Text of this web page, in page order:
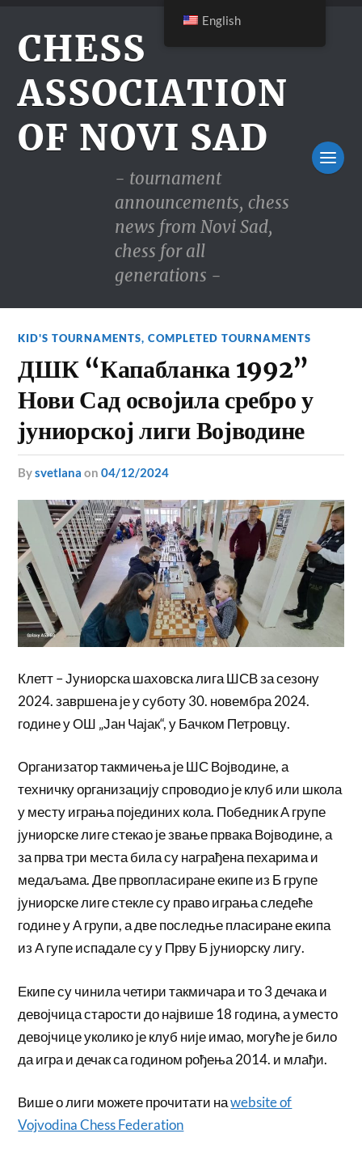
CHESS
ASSOCIATION
OF NOVI SAD
- tournament
announcements, chess
news from Novi Sad,
chess for all
generations -
KID'S TOURNAMENTS,COMPLETED TOURNAMENTS
ДШК “Капабланка 1992”
Нови Сад освојила сребро у
јуниорској лиги Војводине
bysvetlana on04/12/2024
Клетт – Јуниорска шаховска лига ШСВ за сезону
2024. завршена је у суботу 30. новембра 2024.
године у ОШ „Јан Чајак“, у Бачком Петровцу.
Организатор такмичења је ШС Војводине, а
техничку организацију спроводио је клуб или школа
у месту играња појединих кола. Победник А групе
јуниорске лиге стекао је звање првака Војводине, а
за прва три места била су награђена пехарима и
медаљама. Две првопласиране екипе из Б групе
јуниорске лиге стекле су право играња следеће
године у А групи, а две последње пласиране екипа
из А гупе испадале су у Прву Б јуниорску лигу.
Екипе су чинила четири такмичара и то 3 дечака и
девојчица старости до највише 18 година, а уместо
девојчице уколико је клуб није имао, могуће је било
да игра и дечак са годином рођења 2014. и млађи.
Више о лиги можете прочитати наwebsite of
Vojvodina Chess Federation
English